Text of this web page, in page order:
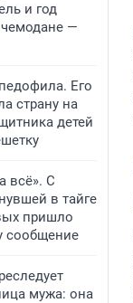
и год
—
Его
страну на
детей
всё». С
в тайге
пришло
сообщение
мужа: она